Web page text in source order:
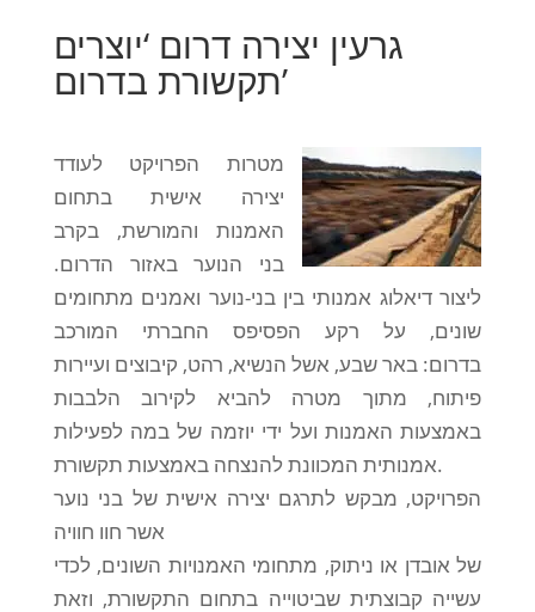
גרעין יצירה דרום ‘יוצרים
תקשורת בדרום’
מטרות הפרויקט לעודד
יצירה אישית בתחום
האמנות והמורשת, בקרב
בני הנוער באזור הדרום.
ליצור דיאלוג אמנותי בין בני-נוער ואמנים מתחומים
שונים, על רקע הפסיפס החברתי המורכב
בדרום: באר שבע, אשל הנשיא, רהט, קיבוצים ועיירות
פיתוח, מתוך מטרה להביא לקירוב הלבבות
באמצעות האמנות ועל ידי יוזמה של במה לפעילות
אמנותית המכוונת להנצחה באמצעות תקשורת.
הפרויקט, מבקש לתרגם יצירה אישית של בני נוער
אשר חוו חוויה
של אובדן או ניתוק, מתחומי האמנויות השונים, לכדי
עשייה קבוצתית שביטוייה בתחום התקשורת, וזאת